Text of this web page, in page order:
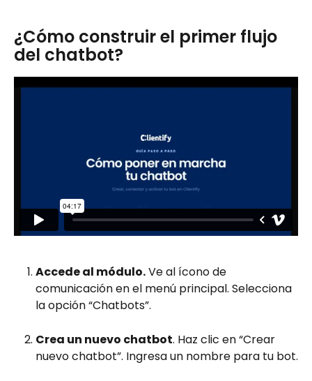
¿Cómo construir el primer flujo
del chatbot?
Accede al módulo. Ve al ícono de
comunicación en el menú principal. Selecciona
la opción “Chatbots”.
Crea un nuevo chatbot. Haz clic en “Crear
nuevo chatbot”. Ingresa un nombre para tu bot.